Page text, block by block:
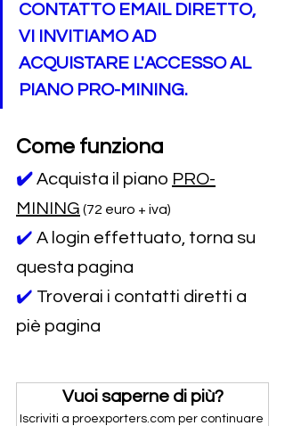
CONTATTO EMAIL DIRETTO,
VI INVITIAMO AD
ACQUISTARE L'ACCESSO AL
PIANO PRO-MINING.
Come funziona
✔️ Acquista il piano PRO-
MINING (72 euro + iva)
✔️ A login effettuato, torna su
questa pagina
✔️ Troverai i contatti diretti a
piè pagina
Vuoi saperne di più?
Iscriviti a proexporters.com per continuare